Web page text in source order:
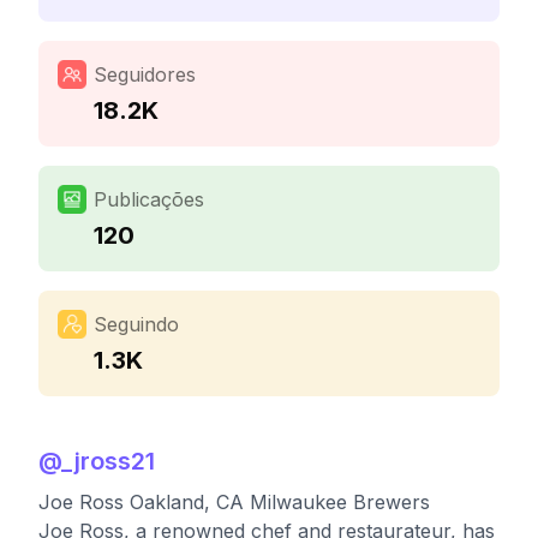
Seguidores
18.2K
Publicações
120
Seguindo
1.3K
@ _jross21
Joe Ross Oakland, CA Milwaukee Brewers
Joe Ross, a renowned chef and restaurateur, has